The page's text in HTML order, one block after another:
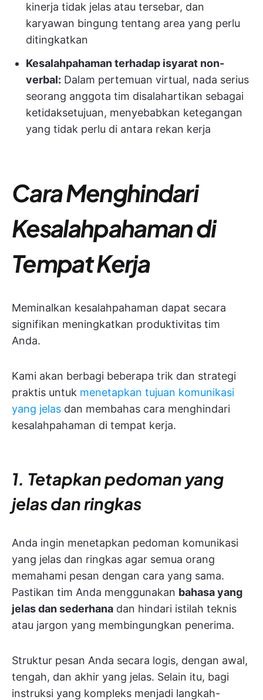
kinerja tidak jelas atau tersebar, dan
karyawan bingung tentang area yang perlu
ditingkatkan
Kesalahpahaman terhadap isyarat non-
verbal: Dalam pertemuan virtual, nada serius
seorang anggota tim disalahartikan sebagai
ketidaksetujuan, menyebabkan ketegangan
yang tidak perlu di antara rekan kerja
Cara Menghindari
Kesalahpahaman di
Tempat Kerja
Meminalkan kesalahpahaman dapat secara
signifikan meningkatkan produktivitas tim
Anda.
Kami akan berbagi beberapa trik dan strategi
praktis untuk menetapkan tujuan komunikasi
yang jelas dan membahas cara menghindari
kesalahpahaman di tempat kerja.
1. Tetapkan pedoman yang
jelas dan ringkas
Anda ingin menetapkan pedoman komunikasi
yang jelas dan ringkas agar semua orang
memahami pesan dengan cara yang sama.
Pastikan tim Anda menggunakan bahasa yang
jelas dan sederhana dan hindari istilah teknis
atau jargon yang membingungkan penerima.
Struktur pesan Anda secara logis, dengan awal,
tengah, dan akhir yang jelas. Selain itu, bagi
instruksi yang kompleks menjadi langkah-